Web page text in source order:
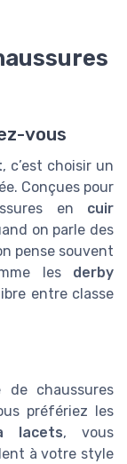
vous
, c’est choisir un
Conçues pour
en cuir
on parle des
pense souvent
les derby
entre classe
de chaussures
préfériez les
lacets, vous
à votre style